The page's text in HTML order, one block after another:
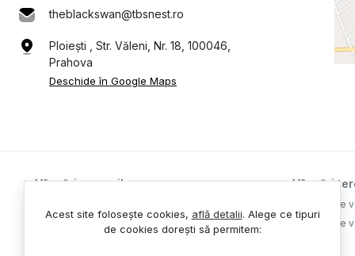
theblackswan@tbsnest.ro
Ploiești , Str. Văleni, Nr. 18, 100046,
Prahova
Deschide în Google Maps
Vânzări case vile Vânzări
Terenuri de
Terenuri de
Acest site folosește cookies, află detalii. Alege ce tipuri
de cookies dorești să permitem: